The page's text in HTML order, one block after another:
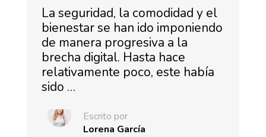
La seguridad, la comodidad y el
bienestar se han ido imponiendo
de manera progresiva a la
brecha digital. Hasta hace
relativamente poco, este había
sido …
Escrito por
Lorena García